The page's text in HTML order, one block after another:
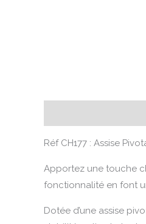
Réf CH177 : Assise
Apportez une touche
fonctionnalité en font
Dotée d’une assise